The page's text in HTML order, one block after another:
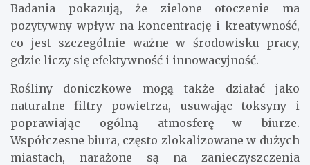
Badania pokazują, że zielone otoczenie ma
pozytywny wpływ na koncentrację i kreatywność,
co jest szczególnie ważne w środowisku pracy,
gdzie liczy się efektywność i innowacyjność.
Rośliny doniczkowe mogą także działać jako
naturalne filtry powietrza, usuwając toksyny i
poprawiając ogólną atmosferę w biurze.
Współczesne biura, często zlokalizowane w dużych
miastach, narażone są na zanieczyszczenia